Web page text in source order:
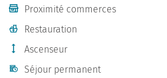
Proximité commerces
Restauration
Ascenseur
Séjour permanent